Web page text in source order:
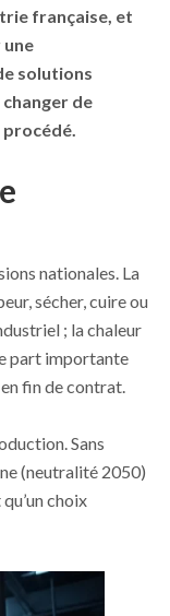
française, et
une
solutions
de
nationales. La
sécher, cuire ou
; la chaleur
part importante
fin de contrat.
Sans
(neutralité 2050)
choix